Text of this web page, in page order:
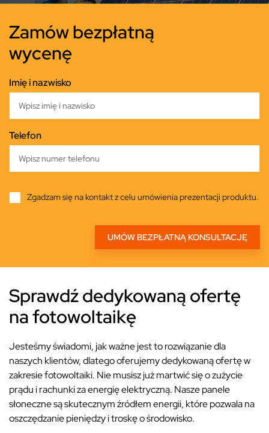
Zamów bezpłatną
wycenę
Imię i nazwisko
Telefon
Zgadzam się na kontakt z celu umówienia prezentacji produktu.
Sprawdź dedykowaną ofertę
na fotowoltaikę
Jesteśmy świadomi, jak ważne jest to rozwiązanie dla
naszych klientów, dlatego oferujemy dedykowaną ofertę w
zakresie fotowoltaiki. Nie musisz już martwić się o zużycie
prądu i rachunki za energię elektryczną. Nasze panele
słoneczne są skutecznym źródłem energii, które pozwala na
oszczędzanie pieniędzy i troskę o środowisko.